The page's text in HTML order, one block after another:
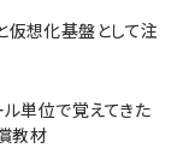
仮想化基盤として注
ル単位で覚えてきた
教材